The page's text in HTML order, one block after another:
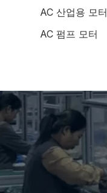
AC 산업용 모터
AC 펌프 모터